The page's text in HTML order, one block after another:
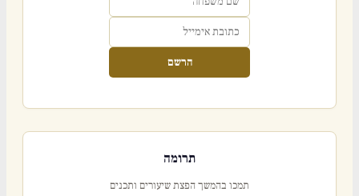
הרשם
תרומה
תמכו בהמשך הפצת שיעורים ותכנים